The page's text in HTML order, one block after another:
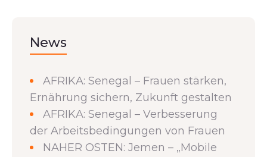
News
AFRIKA: Senegal – Frauen stärken,
Ernährung sichern, Zukunft gestalten
AFRIKA: Senegal – Verbesserung
der Arbeitsbedingungen von Frauen
NAHER OSTEN: Jemen – „Mobile